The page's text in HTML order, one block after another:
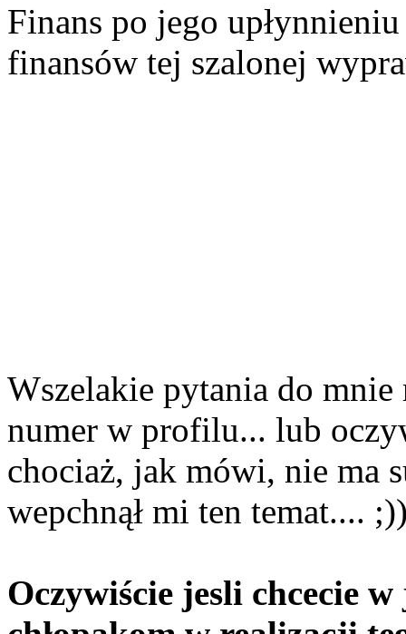
Finans po jego
finansów tej szalonej
Wszelakie pytania do
numer w profilu... lub
chociaż, jak mówi, nie ma
wepchnął mi ten temat....
Oczywiście jesli chcecie